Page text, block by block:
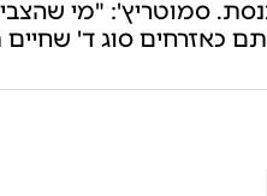
סמוטריץ': "מי
כאזרחים סוג ד'